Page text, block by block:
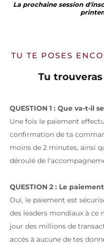
La prochaine session
TU TE POSES
Tu
QUESTION 1 : Que va-t-il
Une fois le paiement
confirmation de ta
moins de 2 minutes, ainsi
déroulé de
QUESTION 2 : Le
Oui, le paiement est
des leaders mondiaux à ce
jour des millions de
accès à aucune de tes